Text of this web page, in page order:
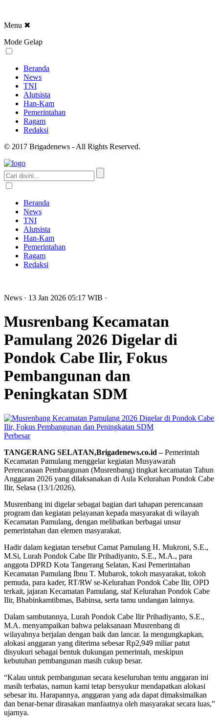
Menu ✖
Mode Gelap
Beranda
News
TNI
Alutsista
Han-Kam
Pemerintahan
Ragam
Redaksi
© 2017 Brigadenews - All Rights Reserved.
Beranda
News
TNI
Alutsista
Han-Kam
Pemerintahan
Ragam
Redaksi
News · 13 Jan 2026 05:17 WIB ·
Musrenbang Kecamatan
Pamulang 2026 Digelar di
Pondok Cabe Ilir, Fokus
Pembangunan dan
Peningkatan SDM
Perbesar
TANGERANG SELATAN,Brigadenews.co.id –Pemerintah
Kecamatan Pamulang menggelar kegiatan Musyawarah
Perencanaan Pembangunan (Musrenbang) tingkat kecamatan Tahun
Anggaran 2026 yang dilaksanakan di Aula Kelurahan Pondok Cabe
Ilir, Selasa (13/1/2026).
Musrenbang ini digelar sebagai bagian dari tahapan perencanaan
program dan kegiatan pelayanan kepada masyarakat di wilayah
Kecamatan Pamulang, dengan melibatkan berbagai unsur
pemerintahan dan elemen masyarakat.
Hadir dalam kegiatan tersebut Camat Pamulang H. Mukroni, S.E.,
M.Si, Lurah Pondok Cabe Ilir Prihadiyanto, S.E., M.A., para
anggota DPRD Kota Tangerang Selatan, Kasi Pemerintahan
Kecamatan Pamulang Ibnu T. Mubarok, tokoh masyarakat, tokoh
pemuda, para kader, RT/RW se-Kelurahan Pondok Cabe Ilir, OPD
terkait, jajaran Kecamatan Pamulang, staf Kelurahan Pondok Cabe
Ilir, Bhabinkamtibmas, Babinsa, serta tamu undangan lainnya.
Dalam sambutannya, Lurah Pondok Cabe Ilir Prihadiyanto, S.E.,
M.A. menyampaikan bahwa pelaksanaan Musrenbang di
wilayahnya berjalan dengan baik dan lancar. Ia mengungkapkan,
alokasi anggaran yang diterima sebesar Rp2,949 miliar patut
disyukuri sebagai bentuk dukungan pemerintah, meskipun
kebutuhan pembangunan masih cukup besar.
“Kalau untuk pembangunan secara keseluruhan tentu anggaran ini
masih terbatas, namun kami tetap bersyukur mendapatkan alokasi
sebesar itu. Harapannya, anggaran yang ada dapat dimaksimalkan
dan benar-benar dirasakan manfaatnya oleh masyarakat secara luas,”
ujarnya.